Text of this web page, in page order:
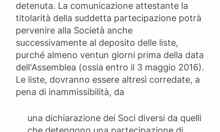
detenuta. La comunicazione attestante la
titolarità della suddetta partecipazione potrà
pervenire alla Società anche
successivamente al deposito delle liste,
purché almeno ventun giorni prima della data
dell'Assemblea (ossia entro il 3 maggio 2016).
Le liste, dovranno essere altresì corredate, a
pena di inammissibilità, da
una dichiarazione dei Soci diversi da quelli